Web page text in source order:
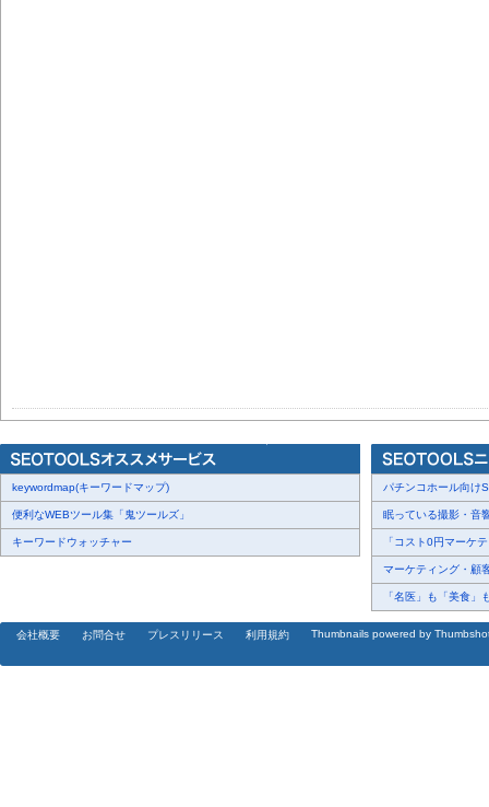
keywordmap(キーワードマップ)
便利なWEBツール集「鬼ツールズ」
キーワードウォッチャー
パチンコホール向け
眠っている撮影・音
「コスト0円マーケ
マーケティング・顧
「名医」も「美食」
会社概要 お問合せ プレスリリース 利用規約 Thumbnails powered by